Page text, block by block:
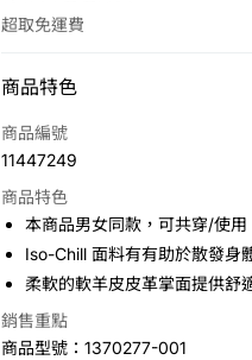
超取免運費
付款方式
信用卡一次付款
LINE Pay
Apple Pay
悠遊付
運送方式
商品特色
商品編號
11447249
商品特色
本商品男女同款，可共穿/使用
Iso-Chill 面料有有助於散發身
柔軟的軟羊皮皮革掌面提供舒
銷售重點
商品型號：1370277-001